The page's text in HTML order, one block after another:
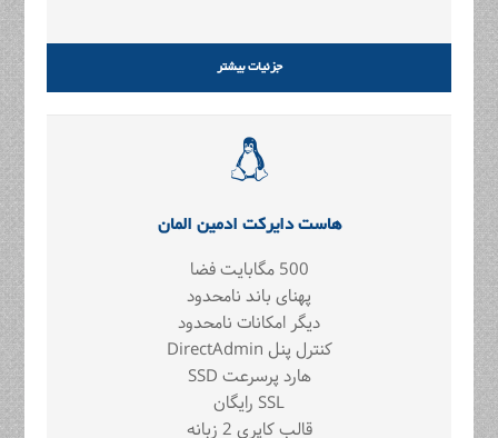
جزئیات بیشتر
هاست دایرکت ادمین المان
500 مگابایت فضا
پهنای باند نامحدود
دیگر امکانات نامحدود
کنترل پنل DirectAdmin
هارد پرسرعت SSD
SSL رايگان
قالب کاپری 2 زبانه